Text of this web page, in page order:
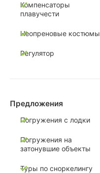
Компенсаторы
плавучести
Неопреновые костюмы
Регулятор
Предложения
Погружения с лодки
Погружения на
затонувшие объекты
Туры по сноркелингу